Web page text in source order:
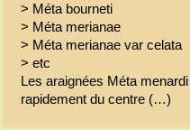
> Méta bourneti
> Méta merianae
> Méta merianae var celata
> etc
Les araignées Méta
rapidement du centre (…)